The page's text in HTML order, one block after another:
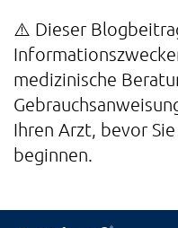
⚠️ Dieser
medizinische
Ihren Arzt, bevor
beginnen.